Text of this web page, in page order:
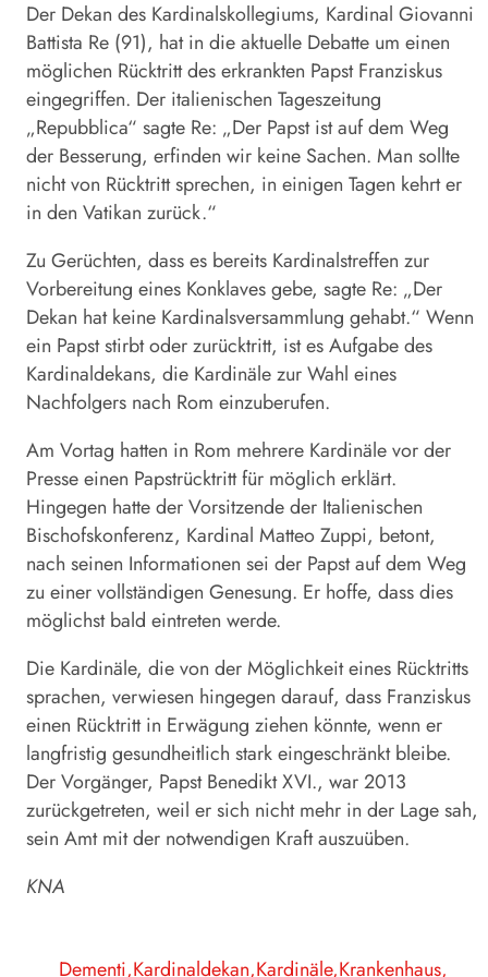
Der Dekan des Kardinalskollegiums, Kardinal Giovanni
Battista Re (91), hat in die aktuelle Debatte um einen
möglichen Rücktritt des erkrankten Papst Franziskus
eingegriffen. Der italienischen Tageszeitung
„Repubblica“ sagte Re: „Der Papst ist auf dem Weg
der Besserung, erfinden wir keine Sachen. Man sollte
nicht von Rücktritt sprechen, in einigen Tagen kehrt er
in den Vatikan zurück.“
Zu Gerüchten, dass es bereits Kardinalstreffen zur
Vorbereitung eines Konklaves gebe, sagte Re: „Der
Dekan hat keine Kardinalsversammlung gehabt.“ Wenn
ein Papst stirbt oder zurücktritt, ist es Aufgabe des
Kardinaldekans, die Kardinäle zur Wahl eines
Nachfolgers nach Rom einzuberufen.
Am Vortag hatten in Rom mehrere Kardinäle vor der
Presse einen Papstrücktritt für möglich erklärt.
Hingegen hatte der Vorsitzende der Italienischen
Bischofskonferenz, Kardinal Matteo Zuppi, betont,
nach seinen Informationen sei der Papst auf dem Weg
zu einer vollständigen Genesung. Er hoffe, dass dies
möglichst bald eintreten werde.
Die Kardinäle, die von der Möglichkeit eines Rücktritts
sprachen, verwiesen hingegen darauf, dass Franziskus
einen Rücktritt in Erwägung ziehen könnte, wenn er
langfristig gesundheitlich stark eingeschränkt bleibe.
Der Vorgänger, Papst Benedikt XVI., war 2013
zurückgetreten, weil er sich nicht mehr in der Lage sah,
sein Amt mit der notwendigen Kraft auszuüben.
KNA
Dementi Kardinaldekan Kardinäle Krankenhaus